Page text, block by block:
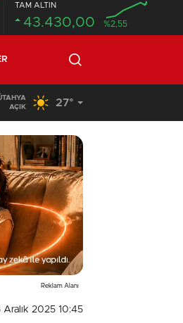
TAM ALTIN
43.430,00 %2,55
AÇIK
27°
Reklam Alanı
Aralık 2025 10:45